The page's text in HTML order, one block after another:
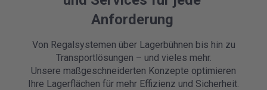
Anforderung
Von Regalsystemen über Lagerbühnen bis hin zu
Transportlösungen – und vieles mehr.
Unsere maßgeschneiderten Konzepte optimieren
Ihre Lagerflächen für mehr Effizienz und Sicherheit.